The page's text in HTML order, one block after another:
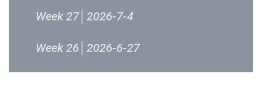
Week 27│2026-7-4
Week 26│2026-6-27